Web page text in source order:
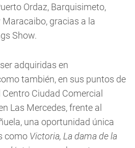
Ordaz, Barquisimeto,
gracias a la
Show.
adquiridas en
también, en sus puntos de
Ciudad Comercial
Las Mercedes, frente al
una oportunidad única
como Victoria, La dama de la